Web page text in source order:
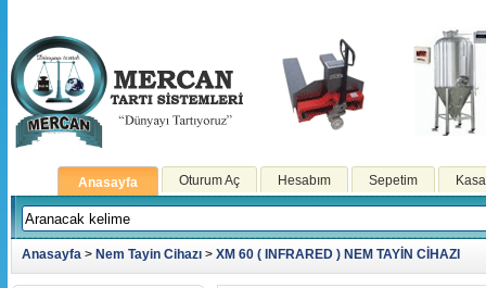
Anasayfa Oturum Aç Hesabım Sepetim
Anasayfa > Nem Tayin Cihazı > XM 60 ( INFRARED ) NEM TAYİN CİHAZI